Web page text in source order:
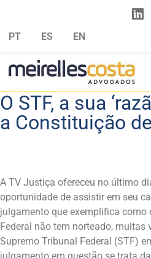
PT ES EN
O STF, a sua
a Constituição
A TV Justiça ofereceu no último
oportunidade de assistir em seu
julgamento que exemplifica como
Federal não tem norteado, muitas
Supremo Tribunal Federal (STF)